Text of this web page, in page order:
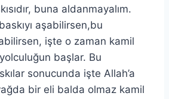
buna aldanmayalım.
aşabilirsen,bu
işte o zaman kamil
başlar. Bu
sonucunda işte Allah’a
bir eli balda olmaz kamil